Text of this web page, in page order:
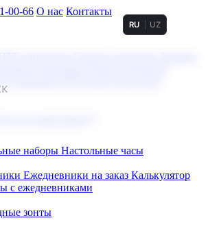
00-66 О нас Контакты
RU UZ
наборы Настольные часы
Ежедневники на заказ Калькулятор
с ежедневниками
зонты